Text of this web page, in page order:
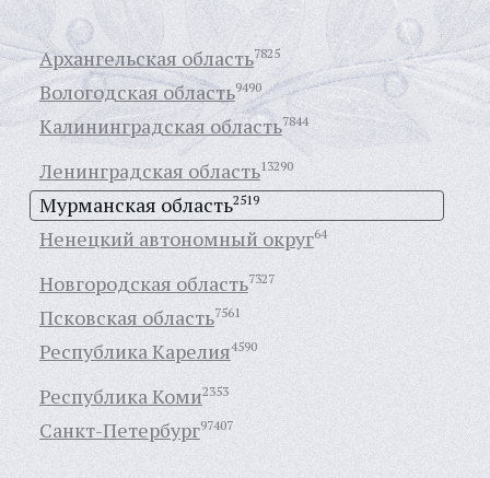
Архангельская область7825
Вологодская область9490
Калининградская область7844
Ленинградская область13290
Мурманская область2519
Ненецкий автономный округ64
Новгородская область7327
Псковская область7561
Республика Карелия4590
Республика Коми2353
Санкт-Петербург97407